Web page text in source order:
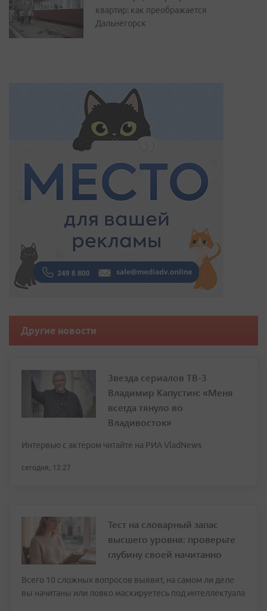
квартир: как преображается
Дальнегорск
Другие новости
Звезда сериалов ТВ-3
Владимир Капустин: «Меня
всегда тянуло во
Владивосток»
Интервью с актером читайте на РИА VladNews
сегодня, 12:27
Тест на словарный запас
высшего уровня: проверьте
глубину своей начитанно
Всего 10 сложных вопросов выявят, на самом ли деле
вы начитаны или ловко маскируетесь под интеллектуала